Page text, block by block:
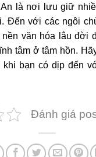
là nơi lưu giữ
Đến với các ngôi
văn hóa lâu đời
tâm ở tâm hồn.
khi bạn có dịp đến
Đánh giá